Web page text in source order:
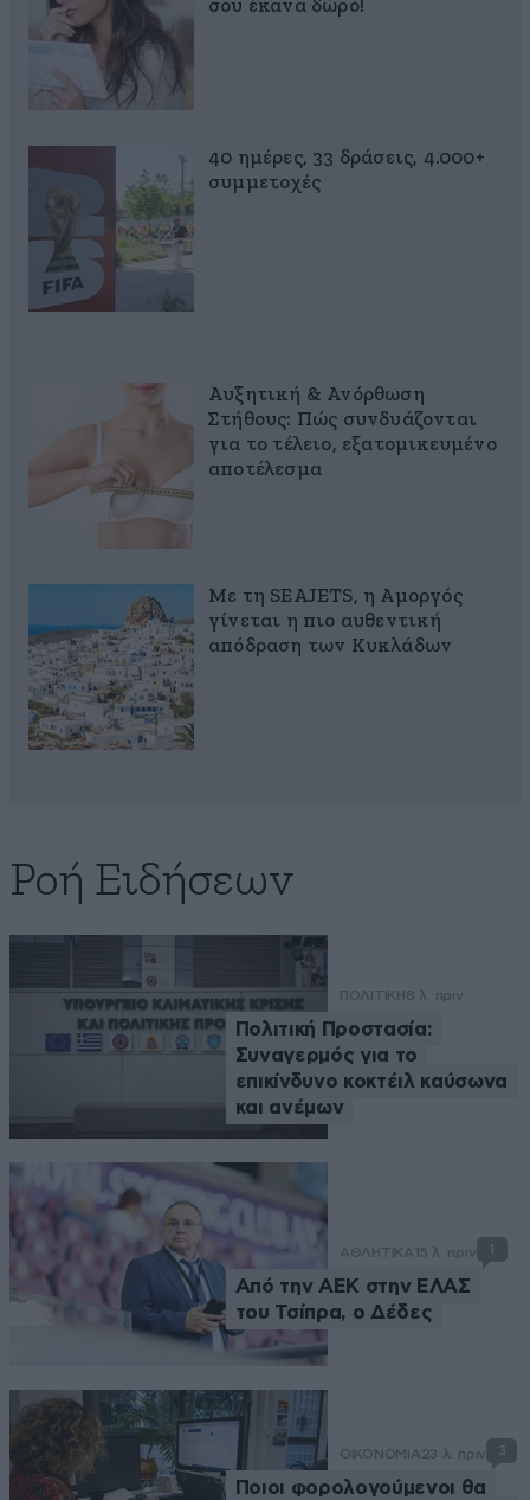
σου έκανα δώρο!
40 ημέρες, 33 δράσεις, 4.000+
συμμετοχές
Αυξητική & Ανόρθωση
Στήθους: Πώς συνδυάζονται
για το τέλειο, εξατομικευμένο
αποτέλεσμα
Με τη SEAJETS, η Αμοργός
γίνεται η πιο αυθεντική
απόδραση των Κυκλάδων
Ροή Ειδήσεων
ΠΟΛΙΤΙΚΗ8 λ. πριν
Πολιτική Προστασία:
Συναγερμός για το
επικίνδυνο κοκτέιλ καύσωνα
και ανέμων
ΑΘΛΗΤΙΚΑ 15 λ. πριν 1
Από την ΑΕΚ στην ΕΛΑΣ
του Τσίπρα, ο Δέδες
ΟΙΚΟΝΟΜΙΑ23 λ. πριν 3
Ποιοι φορολογούμενοι θα